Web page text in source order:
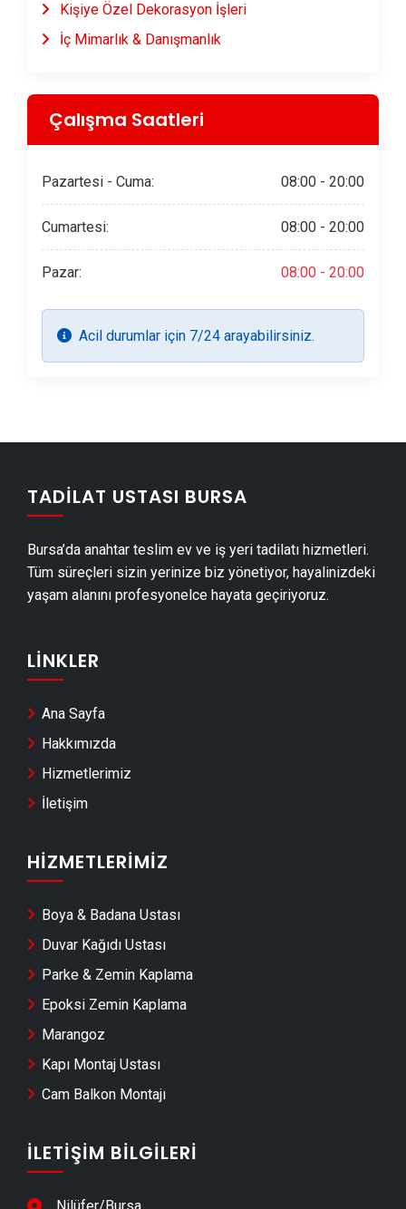
Kişiye Özel Dekorasyon İşleri
İç Mimarlık & Danışmanlık
Çalışma Saatleri
Pazartesi - Cuma: 08:00 - 20:00
Cumartesi: 08:00 - 20:00
Pazar: 08:00 - 20:00
Acil durumlar için 7/24 arayabilirsiniz.
TADILAT USTASI BURSA
Bursa’da anahtar teslim ev ve iş yeri tadilatı hizmetleri.
Tüm süreçleri sizin yerinize biz yönetiyor, hayalinizdeki
yaşam alanını profesyonelce hayata geçiriyoruz.
LINKLER
Ana Sayfa
Hakkımızda
Hizmetlerimiz
İletişim
HIZMETLERIMIZ
Boya & Badana Ustası
Duvar Kağıdı Ustası
Parke & Zemin Kaplama
Epoksi Zemin Kaplama
Marangoz
Kapı Montaj Ustası
Cam Balkon Montajı
İLETIŞIM BILGILERI